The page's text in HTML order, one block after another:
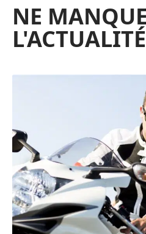
NE
L'ACTUALITÉ